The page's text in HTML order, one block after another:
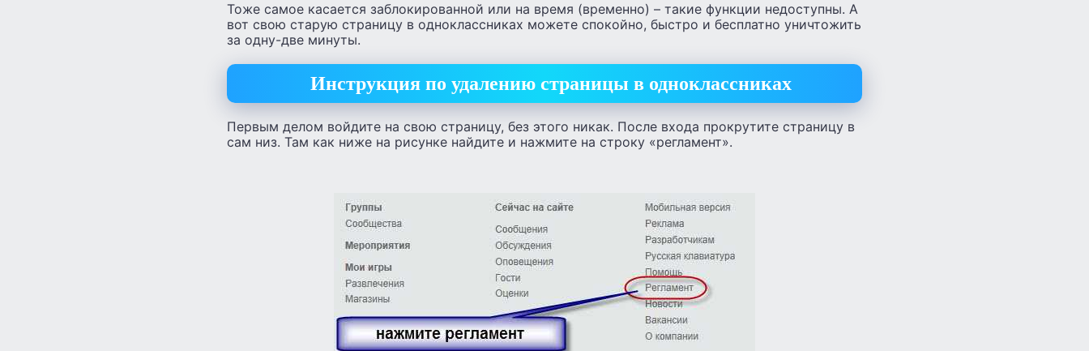
Тоже самое касается заблокированной или на время (временно) – такие функции недоступны. А
вот свою старую страницу в одноклассниках можете спокойно, быстро и бесплатно уничтожить
за одну-две минуты.
Инструкция по удалению страницы в одноклассниках
Первым делом войдите на свою страницу, без этого никак. После входа прокрутите страницу в
сам низ. Там как ниже на рисунке найдите и нажмите на строку «регламент».